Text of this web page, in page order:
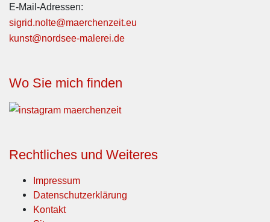
E-Mail-Adressen:
sigrid.nolte@maerchenzeit.eu
kunst@nordsee-malerei.de
Wo Sie mich finden
Rechtliches und Weiteres
Impressum
Datenschutzerklärung
Kontakt